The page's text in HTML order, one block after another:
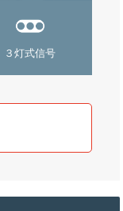
３灯式信号